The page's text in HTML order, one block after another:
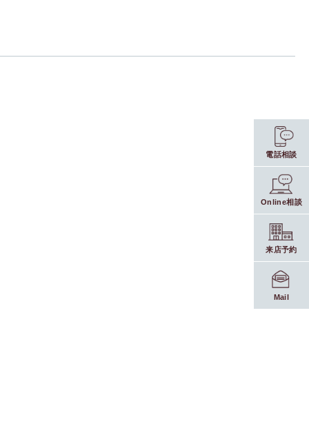
電話相談
Online相談
来店予約
Mail